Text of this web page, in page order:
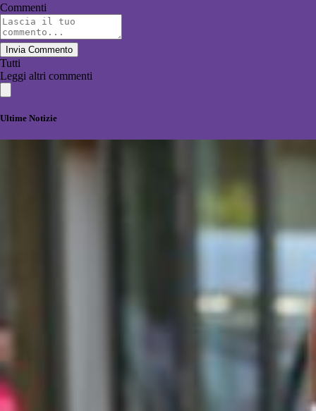
Commenti
Invia Commento
Tutti
Leggi altri commenti
Ultime Notizie